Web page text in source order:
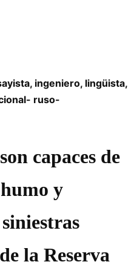
ingeniero, lingüista,
ruso-
capaces de
y
la Reserva